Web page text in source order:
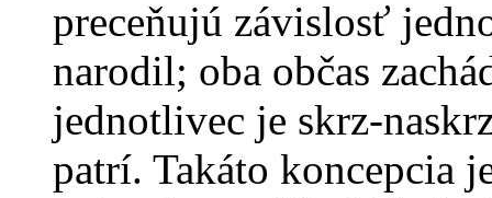
preceňujú závislosť
narodil; oba občas
jednotlivec je skrz-
patrí. Takáto koncepcia